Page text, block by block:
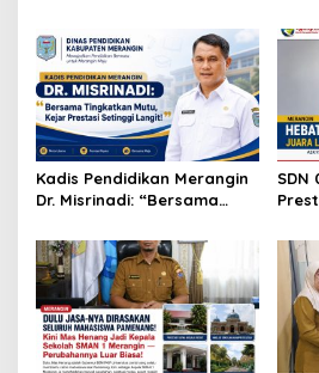
Merangin
Kadis Pendidikan Merangin
Dr. Misrinadi: “Bersama
Prestasi Setinggi Langit!”
SDN